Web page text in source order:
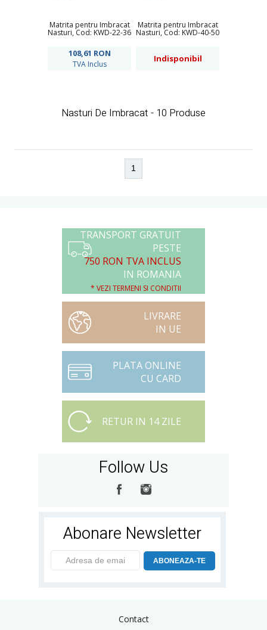
Matrita pentru Imbracat
Nasturi, Cod: KWD-22-36
108,61 RON
TVA Inclus
Matrita pentru Imbracat
Nasturi, Cod: KWD-40-50
Indisponibil
Nasturi De Imbracat - 10 Produse
1
TRANSPORT GRATUIT
PESTE
750 RON TVA INCLUS
IN ROMANIA
* VEZI TERMENI SI CONDITII
LIVRARE
IN UE
PLATA ONLINE
CU CARD
RETUR IN 14 ZILE
Follow Us
Abonare Newsletter
ABONEAZA-TE
Contact